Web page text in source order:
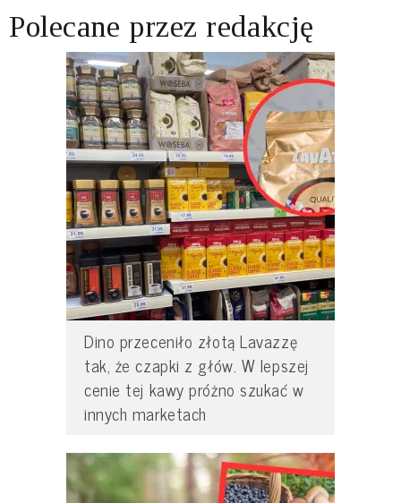
Polecane przez redakcję
Dino przeceniło złotą Lavazzę
tak, że czapki z głów. W lepszej
cenie tej kawy próżno szukać w
innych marketach